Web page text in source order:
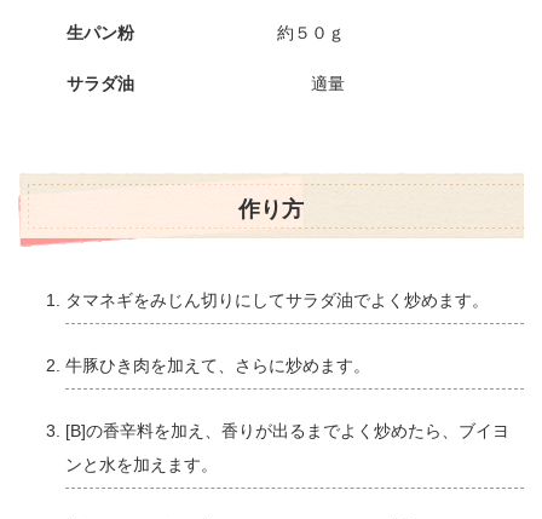
生パン粉 約５０ｇ
サラダ油 適量
作り方
タマネギをみじん切りにしてサラダ油でよく炒めます。
牛豚ひき肉を加えて、さらに炒めます。
[B]の香辛料を加え、香りが出るまでよく炒めたら、ブイヨ
ンと水を加えます。